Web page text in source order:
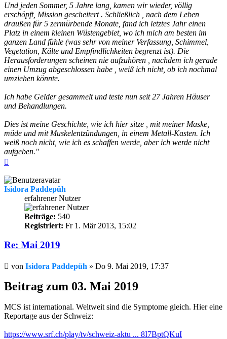
Und jeden Sommer, 5 Jahre lang, kamen wir wieder, völlig
erschöpft, Mission gescheitert . Schließlich , nach dem Leben
draußen für 5 zermürbende Monate, fand ich letztes Jahr einen
Platz in einem kleinen Wüstengebiet, wo ich mich am besten im
ganzen Land fühle (was sehr von meiner Verfassung, Schimmel,
Vegetation, Kälte und Empfindlichkeiten begrenzt ist). Die
Herausforderungen scheinen nie aufzuhören , nachdem ich gerade
einen Umzug abgeschlossen habe , weiß ich nicht, ob ich nochmal
umziehen könnte.
Ich habe Gelder gesammelt und teste nun seit 27 Jahren Häuser
und Behandlungen.
Dies ist meine Geschichte, wie ich hier sitze , mit meiner Maske,
müde und mit Muskelentzündungen, in einem Metall-Kasten. Ich
weiß noch nicht, wie ich es schaffen werde, aber ich werde nicht
aufgeben."
Isidora Paddepüh
erfahrener Nutzer
Beiträge: 540
Registriert: Fr 1. Mär 2013, 15:02
Re: Mai 2019
Beitrag
von Isidora Paddepüh » Do 9. Mai 2019, 17:37
Beitrag zum 03. Mai 2019
MCS ist international. Weltweit sind die Symptome gleich. Hier eine
Reportage aus der Schweiz:
https://www.srf.ch/play/tv/schweiz-aktu ... 8I7BptQKuI